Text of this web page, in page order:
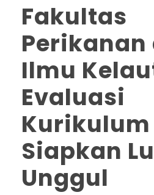
Fakultas
Perikanan
Ilmu
Evaluasi
Siapkan
Unggul